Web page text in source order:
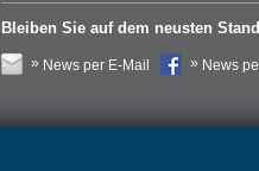
Bleiben Sie auf dem neusten
News per E-Mail News